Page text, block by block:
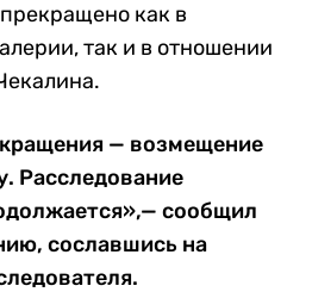
как в
так и в отношении
— возмещение
Расследование
сообщил
сославшись на